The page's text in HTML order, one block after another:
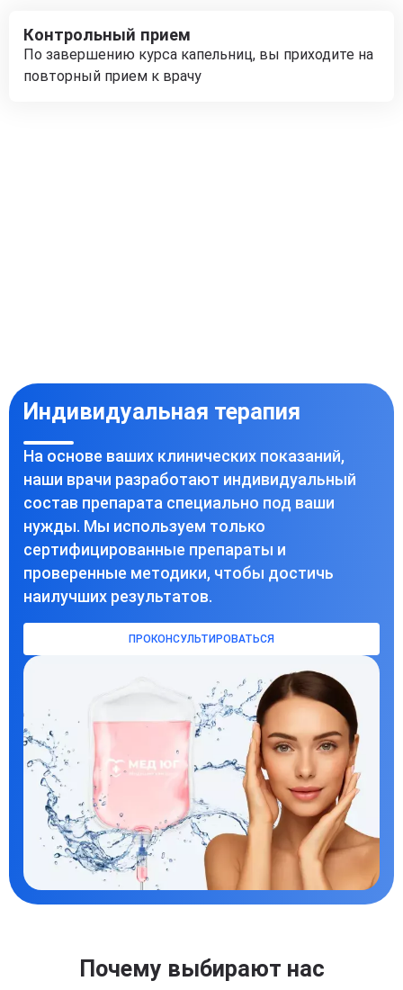
Контрольный прием
По завершению курса капельниц, вы приходите на
повторный прием к врачу
Индивидуальная терапия
На основе ваших клинических показаний,
наши врачи разработают индивидуальный
состав препарата специально под ваши
нужды. Мы используем только
сертифицированные препараты и
проверенные методики, чтобы достичь
наилучших результатов.
ПРОКОНСУЛЬТИРОВАТЬСЯ
Почему выбирают нас